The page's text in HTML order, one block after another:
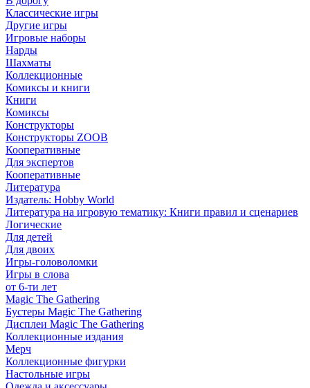
Классические игры
Другие игры
Игровые наборы
Нарды
Шахматы
Коллекционные
Комиксы и книги
Книги
Комиксы
Конструкторы
Конструкторы ZOOB
Кооперативные
Для экспертов
Кооперативные
Литература
Издатель: Hobby World
Литература на игровую тематику: Книги правил и сценариев
Логические
Для детей
Для двоих
Игры-головоломки
Игры в слова
от 6-ти лет
Magic The Gathering
Бустеры Magic The Gathering
Дисплеи Magic The Gathering
Коллекционные издания
Мерч
Коллекционные фигурки
Настольные игры